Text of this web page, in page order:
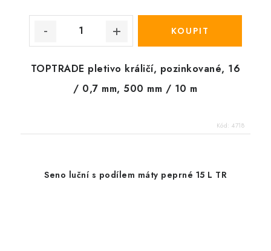
TOPTRADE pletivo králičí, pozinkované, 16
/ 0,7 mm, 500 mm / 10 m
Kód: 4718
Seno luční s podílem máty peprné 15 L TR